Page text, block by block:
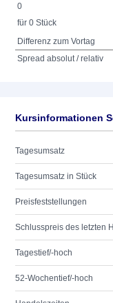
0
für 0 Stück
Differenz zum Vortag
Spread absolut / relativ
Kursinformationen
Tagesumsatz
Tagesumsatz in Stück
Preisfeststellungen
Schlusspreis des letzten
Tagestief/-hoch
52-Wochentief/-hoch